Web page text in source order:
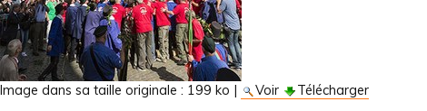
Image dans sa taille originale : 199 ko | Voir Télécharger